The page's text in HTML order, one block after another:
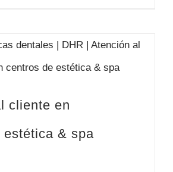
cliente en
estética & spa